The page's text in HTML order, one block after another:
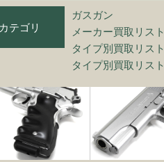
テゴリ
ガスガン
メーカー買取リスト
タイプ別買取リスト
タイプ別買取リスト